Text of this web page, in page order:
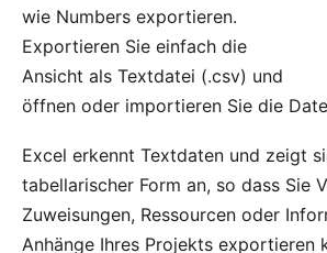
wie Numbers exportieren.
Exportieren Sie einfach die
Ansicht als Textdatei (.csv) und
öffnen oder importieren Sie die
Excel erkennt Textdaten und zeigt
tabellarischer Form an, so dass Sie
Zuweisungen, Ressourcen oder
Anhänge Ihres Projekts exportieren